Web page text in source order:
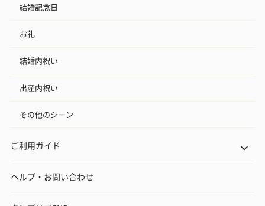
結婚記念日
お礼
結婚内祝い
出産内祝い
その他のシーン
ご利用ガイド
ヘルプ・お問い合わせ